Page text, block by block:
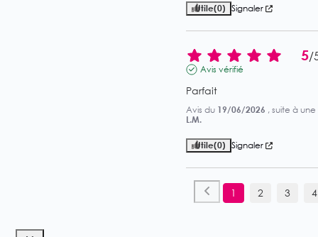
Utile(0) Signaler
5/
Avis vérifié
Parfait
Avis du 19/06/2026 , suite à
L.M.
Utile(0) Signaler
1 2 3 4